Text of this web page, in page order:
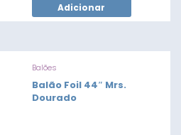
Adicionar
Balões
Balão Foil 44″ Mrs.
Dourado